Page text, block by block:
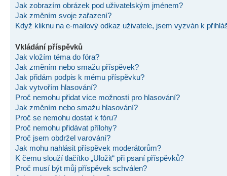
Jak zobrazím obrázek pod uživatelským jménem?
Jak změním svoje zařazení?
Když kliknu na e-mailový odkaz uživatele, jsem vyzván k
Vkládání příspěvků
Jak vložím téma do fóra?
Jak změním nebo smažu příspěvek?
Jak přidám podpis k mému příspěvku?
Jak vytvořím hlasování?
Proč nemohu přidat více možností pro hlasování?
Jak změním nebo smažu hlasování?
Proč se nemohu dostat k fóru?
Proč nemohu přidávat přílohy?
Proč jsem obdržel varování?
Jak mohu nahlásit příspěvek moderátorům?
K čemu slouží tlačítko „Uložit“ při psaní příspěvků?
Proč musí být můj příspěvek schválen?